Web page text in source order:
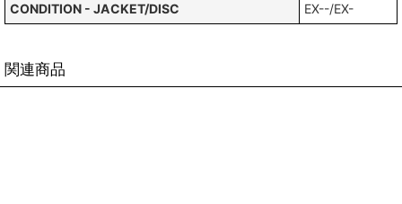
CONDITION - JACKET/DISC
EX--/EX-
関連商品